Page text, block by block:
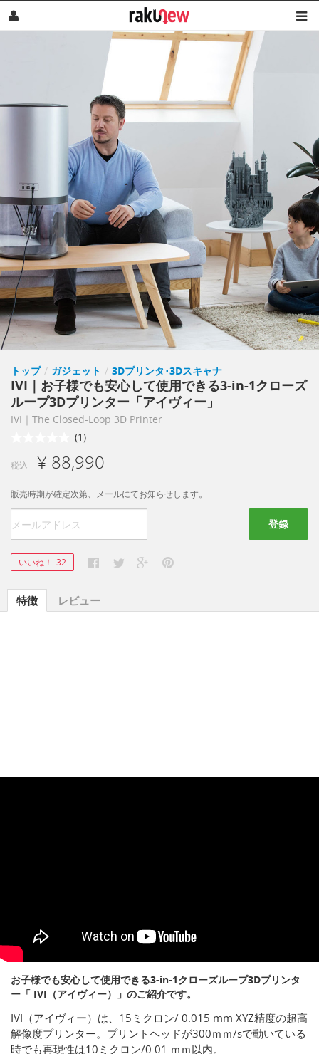
トップ / ガジェット / 3Dプリンタ･3Dスキャナ
IVI｜お子様でも安心して使用できる3-in-1クローズ
ループ3Dプリンター「アイヴィー」
IVI｜The Closed-Loop 3D Printer
(1)
税込 ¥ 88,990
販売時期が確定次第、メールにてお知らせします。
登録
いいね！ 32
特徴 レビュー
お子様でも安心して使用できる3-in-1クローズループ3Dプリンタ
ー「 IVI（アイヴィー）」のご紹介です。
IVI（アイヴィー）は、15ミクロン/ 0.015 mm XYZ精度の超高
解像度プリンター。プリントヘッドが300ｍｍ/sで動いている
時でも再現性は10ミクロン/0.01 ｍｍ以内。